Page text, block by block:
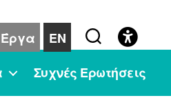
Έργα
EN
Συχνές Ερωτήσεις